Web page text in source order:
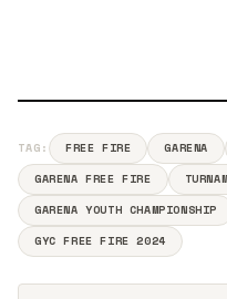
TAG: FREE FIRE GARENA
GARENA FREE FIRE
GARENA YOUTH CHAMPIONSHIP
GYC FREE FIRE 2024